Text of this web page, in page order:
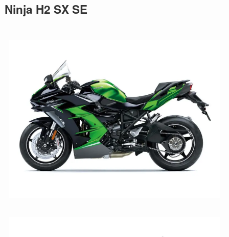
Ninja H2 SX SE